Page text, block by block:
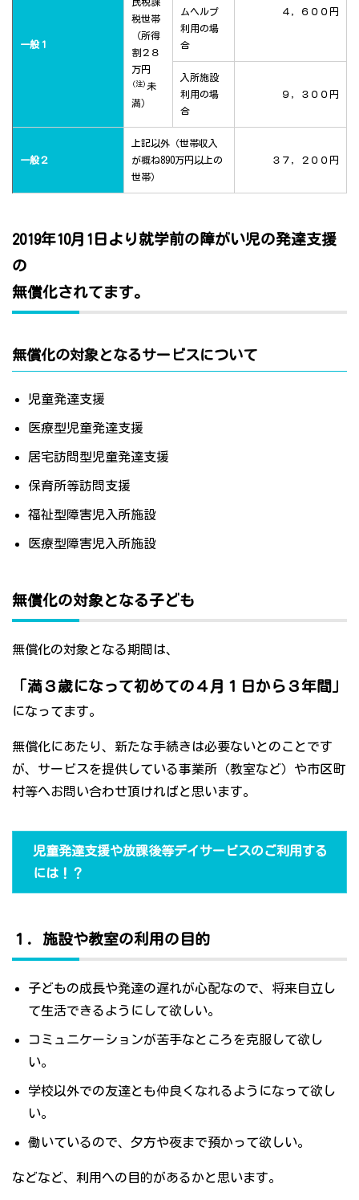
一般１
税世帯
（所得
割２８
万円
(注) 未
満）
ムヘルプ
利用の場
合
４，６００円
入所施設
利用の場
合
９，３００円
一般２
上記以外（世帯収入
が概ね890万円以上の
世帯）
３７，２００円
2019年10月1日より就学前の障がい児の発達支援
の
無償化されてます。
無償化の対象となるサービスについて
児童発達支援
医療型児童発達支援
居宅訪問型児童発達支援
保育所等訪問支援
福祉型障害児入所施設
医療型障害児入所施設
無償化の対象となる子ども
無償化の対象となる期間は、
「満３歳になって初めての４月１日から３年間」
になってます。
無償化にあたり、新たな手続きは必要ないとのことです
が、サービスを提供している事業所（教室など）や市区町
村等へお問い合わせ頂ければと思います。
児童発達支援や放課後等デイサービスのご利用する
には！？
１．施設や教室の利用の目的
子どもの成長や発達の遅れが心配なので、将来自立し
て生活できるようにして欲しい。
コミュニケーションが苦手なところを克服して欲し
い。
学校以外での友達とも仲良くなれるようになって欲し
い。
働いているので、夕方や夜まで預かって欲しい。
などなど、利用への目的があるかと思います。